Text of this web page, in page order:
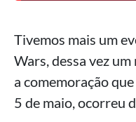
Tivemos mais um
Wars, dessa vez
a comemoração
5 de maio, ocorreu